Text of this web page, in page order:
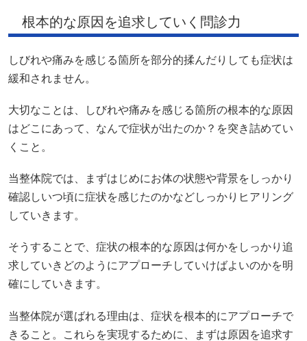
根本的な原因を追求していく問診力
しびれや痛みを感じる箇所を部分的揉んだりしても症状は
緩和されません。
大切なことは、しびれや痛みを感じる箇所の根本的な原因
はどこにあって、なんで症状が出たのか？を突き詰めてい
くこと。
当整体院では、まずはじめにお体の状態や背景をしっかり
確認しいつ頃に症状を感じたのかなどしっかりヒアリング
していきます。
そうすることで、症状の根本的な原因は何かをしっかり追
求していきどのようにアプローチしていけばよいのかを明
確にしていきます。
当整体院が選ばれる理由は、症状を根本的にアプローチで
きること。これらを実現するために、まずは原因を追求す